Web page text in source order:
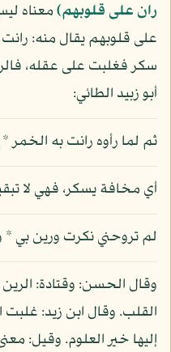
ران على قلوبهم)معناه
على قلوبهم يقال منه: رانت
سكر فغلبت على عقله،
أبو زبيد الطائي:
ثم لما رأوه رانت به الخمر *
أي مخافة يسكر، فهي لا
لم تروحني نكرت ورين بي *
وقال الحسن: وقتادة:
القلب. وقال ابن زيد:
إليها خير العلوم. وقيل: